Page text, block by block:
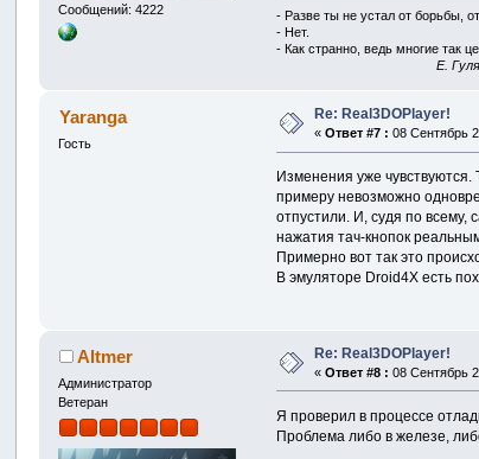
Сообщений: 4222
- Разве ты не устал от борьбы,
- Нет.
- Как странно, ведь многие так
E.
Yaranga
Гость
Re: Real3DOPlayer!
«Ответ #7 : 08 Сентябрь
Изменения уже
примеру невозможно
отпустили. И, судя по всему,
нажатия тач-кнопок
Примерно вот так это
В эмуляторе Droid4X есть
Altmer
Администратор
Ветеран
Re: Real3DOPlayer!
«Ответ #8 : 08 Сентябрь
Я проверил в процессе
Проблема либо в железе,